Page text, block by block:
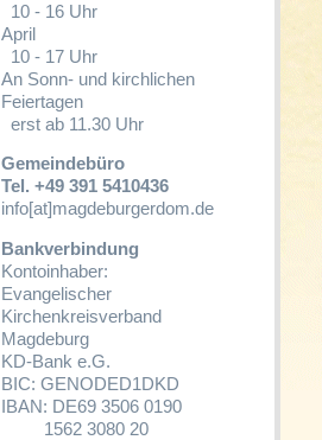
10 - 16 Uhr
April
10 - 17 Uhr
An Sonn- und kirchlichen
Feiertagen
erst ab 11.30 Uhr
Gemeindebüro
Tel. +49 391 5410436
info[at]magdeburgerdom.de
Bankverbindung
Kontoinhaber:
Evangelischer
Kirchenkreisverband
Magdeburg
KD-Bank e.G.
BIC: GENODED1DKD
IBAN: DE69 3506 0190
1562 3080 20